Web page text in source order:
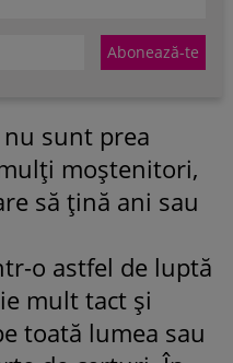
sunt prea
moștenitori,
să țină ani sau
o astfel de luptă
mult tact și
toată lumea sau